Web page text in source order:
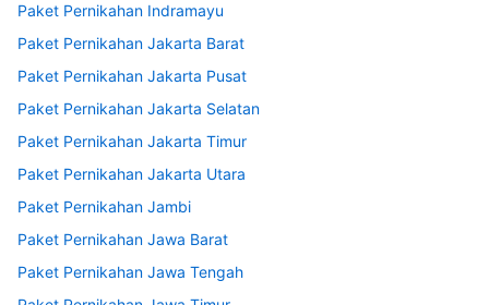
Paket Pernikahan Indramayu
Paket Pernikahan Jakarta Barat
Paket Pernikahan Jakarta Pusat
Paket Pernikahan Jakarta Selatan
Paket Pernikahan Jakarta Timur
Paket Pernikahan Jakarta Utara
Paket Pernikahan Jambi
Paket Pernikahan Jawa Barat
Paket Pernikahan Jawa Tengah